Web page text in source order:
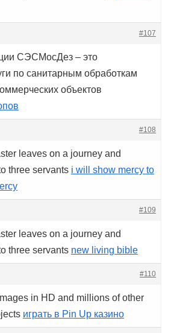
#107
СЭСМосДез – это
по санитарным обработкам
объектов
#108
leaves on a journey and
three servants i will show mercy to
#109
leaves on a journey and
three servants new living bible
#110
in HD and millions of other
играть в Pin Up казино